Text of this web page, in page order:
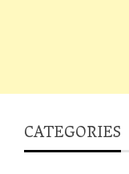
CATEGORIES